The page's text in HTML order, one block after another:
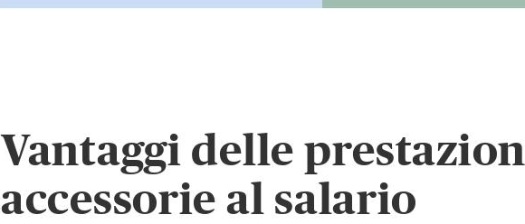
Vantaggi delle
accessorie al salario